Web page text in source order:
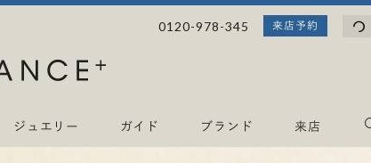
0120-978-345 来店予約
.
.
ジュエリー ガイド ブランド 来店